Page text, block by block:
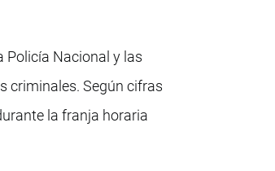
Policía Nacional y las
criminales. Según cifras
la franja horaria